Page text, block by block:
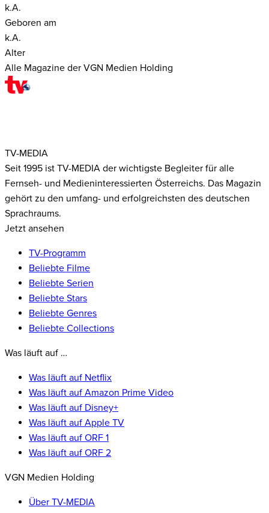
k.A.
Geboren am
k.A.
Alter
Alle Magazine der VGN Medien Holding
TV-MEDIA
Seit 1995 ist TV-MEDIA der wichtigste Begleiter für alle
Fernseh- und Medieninteressierten Österreichs. Das Magazin
gehört zu den umfang- und erfolgreichsten des deutschen
Sprachraums.
Jetzt ansehen
TV-Programm
Beliebte Filme
Beliebte Serien
Beliebte Stars
Beliebte Genres
Beliebte Collections
Was läuft auf …
Was läuft auf Netflix
Was läuft auf Amazon Prime Video
Was läuft auf Disney+
Was läuft auf Apple TV
Was läuft auf ORF 1
Was läuft auf ORF 2
VGN Medien Holding
Über TV-MEDIA